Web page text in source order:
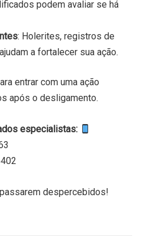
podem avaliar se há
: Holerites, registros de
a fortalecer sua ação.
entrar com uma ação
após o desligamento.
especialistas:
despercebidos!